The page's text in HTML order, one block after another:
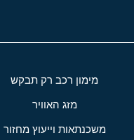
מימון רכב רק תבקש
מזג האוויר
משכנתאות וייעוץ מחזור